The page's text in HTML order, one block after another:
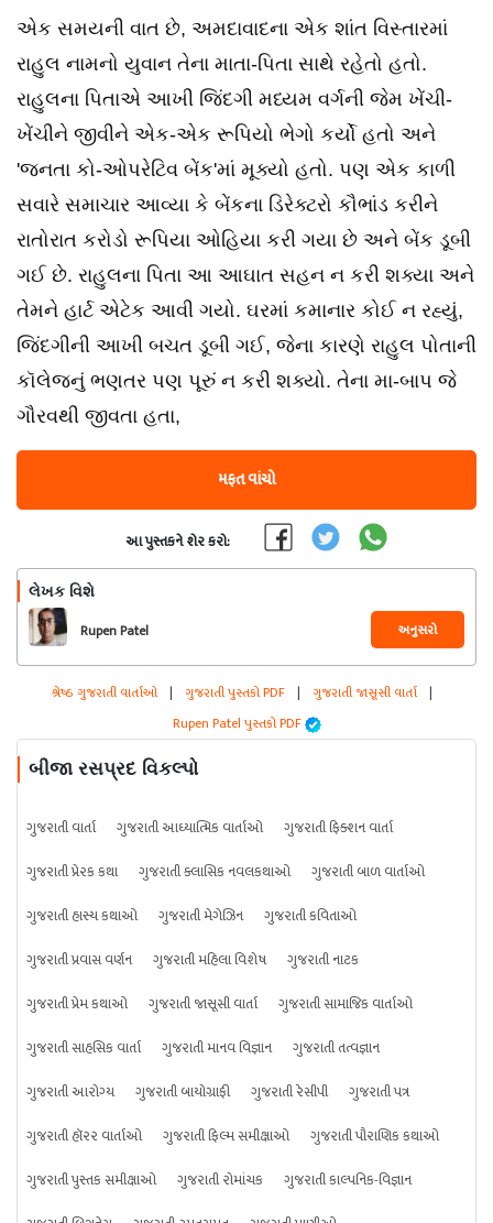
એક સમયની વાત છે, અમદાવાદના એક શાંત વિસ્તારમાં
રાહુલ નામનો યુવાન તેના માતા-પિતા સાથે રહેતો હતો.
રાહુલના પિતાએ આખી જિંદગી મધ્યમ વર્ગની જેમ ખેંચી-
ખેંચીને જીવીને એક-એક રૂપિયો ભેગો કર્યો હતો અને
'જનતા કો-ઓપરેટિવ બેંક'માં મૂક્યો હતો. પણ એક કાળી
સવારે સમાચાર આવ્યા કે બેંકના ડિરેક્ટરો કૌભાંડ કરીને
રાતોરાત કરોડો રૂપિયા ઓહિયા કરી ગયા છે અને બેંક ડૂબી
ગઈ છે. રાહુલના પિતા આ આઘાત સહન ન કરી શક્યા અને
તેમને હાર્ટ એટેક આવી ગયો. ઘરમાં કમાનાર કોઈ ન રહ્યું,
જિંદગીની આખી બચત ડૂબી ગઈ, જેના કારણે રાહુલ પોતાની
કૉલેજનું ભણતર પણ પૂરું ન કરી શક્યો. તેના મા-બાપ જે
ગૌરવથી જીવતા હતા,
મફત વાંચો
આ પુસ્તકને શેર કરો:
લેખક વિશે
Rupen Patel અનુસરો
શ્રેષ્ઠ ગુજરાતી વાર્તાઓ | ગુજરાતી પુસ્તકો PDF | ગુજરાતી જાસૂસી વાર્તા |
Rupen Patel પુસ્તકો PDF
બીજા રસપ્રદ વિકલ્પો
ગુજરાતી વાર્તા ગુજરાતી આધ્યાત્મિક વાર્તાઓ
ગુજરાતી ફિક્શન વાર્તા
ગુજરાતી પ્રેરક કથા
ગુજરાતી ક્લાસિક નવલકથાઓ
ગુજરાતી બાળ વાર્તાઓ
ગુજરાતી હાસ્ય કથાઓ
ગુજરાતી મેગેઝિન
ગુજરાતી કવિતાઓ
ગુજરાતી પ્રવાસ વર્ણન
ગુજરાતી મહિલા વિશેષ
ગુજરાતી નાટક
ગુજરાતી પ્રેમ કથાઓ
ગુજરાતી જાસૂસી વાર્તા
ગુજરાતી સામાજિક વાર્તાઓ
ગુજરાતી સાહસિક વાર્તા
ગુજરાતી માનવ વિજ્ઞાન
ગુજરાતી તત્વજ્ઞાન
ગુજરાતી આરોગ્ય
ગુજરાતી બાયોગ્રાફી ગુજરાતી રેસીપી
ગુજરાતી પત્ર
ગુજરાતી હૉરર વાર્તાઓ
ગુજરાતી ફિલ્મ સમીક્ષાઓ
ગુજરાતી પૌરાણિક કથાઓ
ગુજરાતી પુસ્તક સમીક્ષાઓ
ગુજરાતી રોમાંચક
ગુજરાતી કાલ્પનિક-વિજ્ઞાન